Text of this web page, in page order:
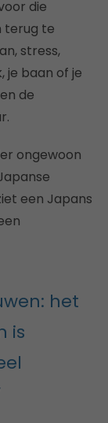
die
terug te
stress,
je baan of je
de
ongewoon
een Japans
het
is